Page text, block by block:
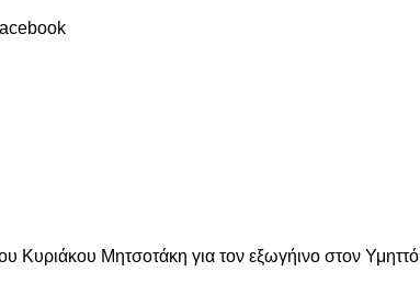
Κυριάκου Μητσοτάκη για τον εξωγήινο στον Υμηττό